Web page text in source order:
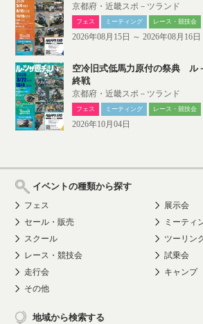
京都府・近畿スポ－ツランド
フェス ミーティング レース・競技会
2026年08月15日 ～ 2026年08月16日
空冷旧式低馬力原付の祭典 ル
終戦
京都府・近畿スポ－ツランド
フェス ミーティング レース・競技会
2026年10月04日
イベントの種類から探す
フェス
展示会
セール・販売
ミーティ
スクール
ツーリン
レース・競技会
試乗会
走行会
キャンプ
その他
地域から検索する